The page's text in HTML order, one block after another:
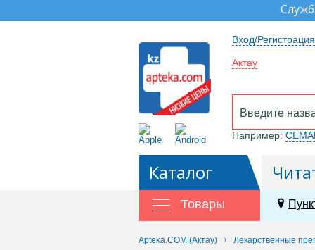
Вход/Регистрация
Актау
Например:
Каталог
Товары
Apteka.COM (Актау) Лекарственные